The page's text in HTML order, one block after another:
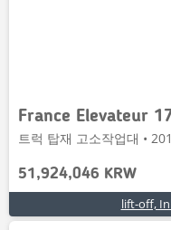
France Elevateur
트럭 탑재 고소작업대 •
51,924,046 KRW
lift-off,